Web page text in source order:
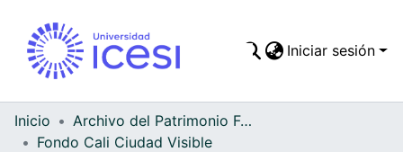
Todo DSpace
Iniciar sesión
Inicio
Archivo del Patrimonio Fotográfico y Fílmico del Valle del Cauca
Fondo Cali Ciudad Visible